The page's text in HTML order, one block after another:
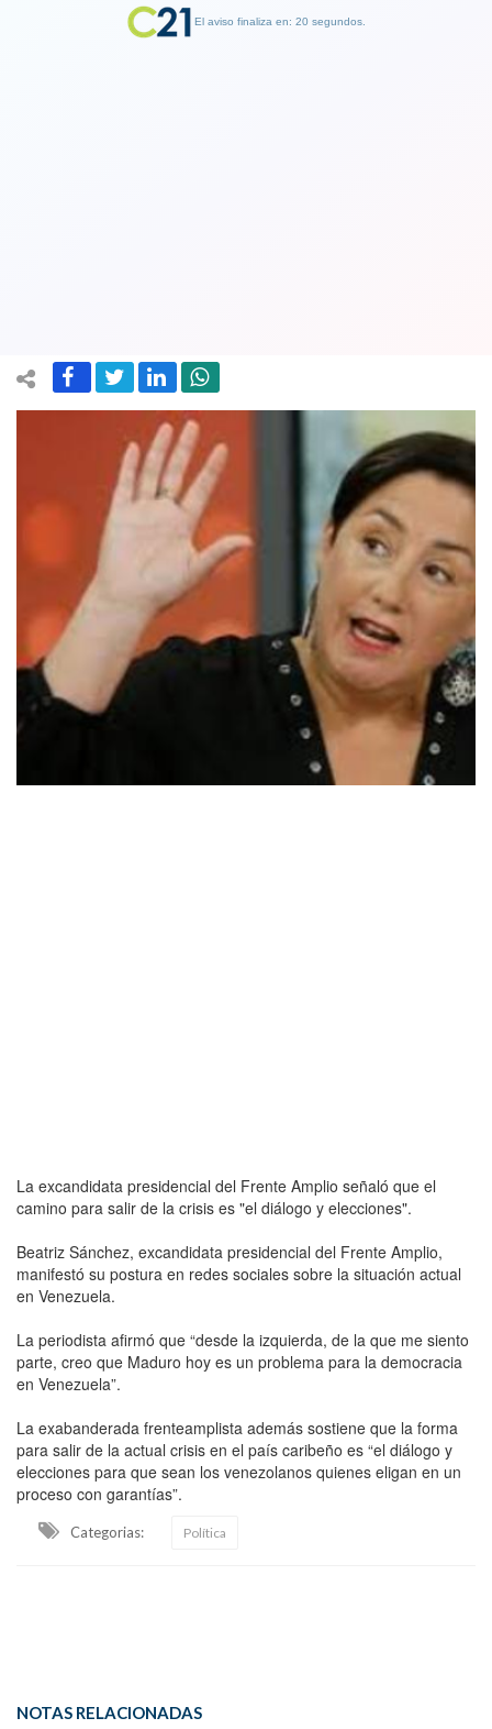
La excandidata presidencial del Frente Amplio señaló que el
camino para salir de la crisis es "el diálogo y elecciones".
Beatriz Sánchez, excandidata presidencial del Frente Amplio,
manifestó su postura en redes sociales sobre la situación actual
en Venezuela.
La periodista afirmó que “desde la izquierda, de la que me siento
parte, creo que Maduro hoy es un problema para la democracia
en Venezuela”.
La exabanderada frenteamplista además sostiene que la forma
para salir de la actual crisis en el país caribeño es “el diálogo y
elecciones para que sean los venezolanos quienes eligan en un
proceso con garantías”.
Categorias: Política
NOTAS RELACIONADAS
El aviso finaliza en: 19 segundos.